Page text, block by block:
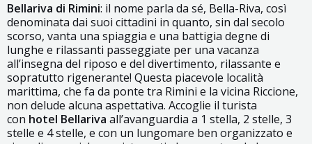
Bellariva di Rimini: il nome parla da sé, Bella-Riva, così
denominata dai suoi cittadini in quanto, sin dal secolo
scorso, vanta una spiaggia e una battigia degne di
lunghe e rilassanti passeggiate per una vacanza
all’insegna del riposo e del divertimento, rilassante e
sopratutto rigenerante! Questa piacevole località
marittima, che fa da ponte tra Rimini e la vicina Riccione,
non delude alcuna aspettativa. Accoglie il turista
con hotel Bellariva all’avanguardia a 1 stella, 2 stelle, 3
stelle e 4 stelle, e con un lungomare ben organizzato e